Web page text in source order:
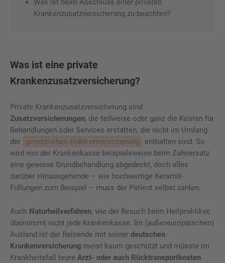
Was ist beim Abschluss einer privaten
Krankenzusatzversicherung zu beachten?
Was ist eine private
Krankenzusatzversicherung?
Private Krankenzusatzversicherung sind
Zusatzversicherungen, die teilweise oder ganz die Kosten für
Behandlungen oder Services erstatten, die nicht im Umfang
der
gesetzlichen Krankenversicherung
enthalten sind. So
wird von der Krankenkasse beispielsweise beim Zahnersatz
eine gewisse Grundbehandlung abgedeckt, doch alles
darüber Hinausgehende – wie hochwertige Keramik-
Füllungen zum Beispiel – muss der Patient selbst zahlen.
Auch Naturheilverfahren, wie der Besuch beim Heilpraktiker,
übernimmt nicht jede Krankenkasse. Im (außereuropäischen)
Ausland ist der Reisende mit seiner deutschen
Krankenversicherung meist kaum geschützt und müsste im
Krankheitsfall teure Arzt- oder auch Rücktransportkosten